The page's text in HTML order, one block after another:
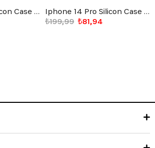
Iphone 14 Pro Silicon Case Açık Mavi
Iphone 14 Pro Silicon Case Mürdüm
₺81,94
₺199,99